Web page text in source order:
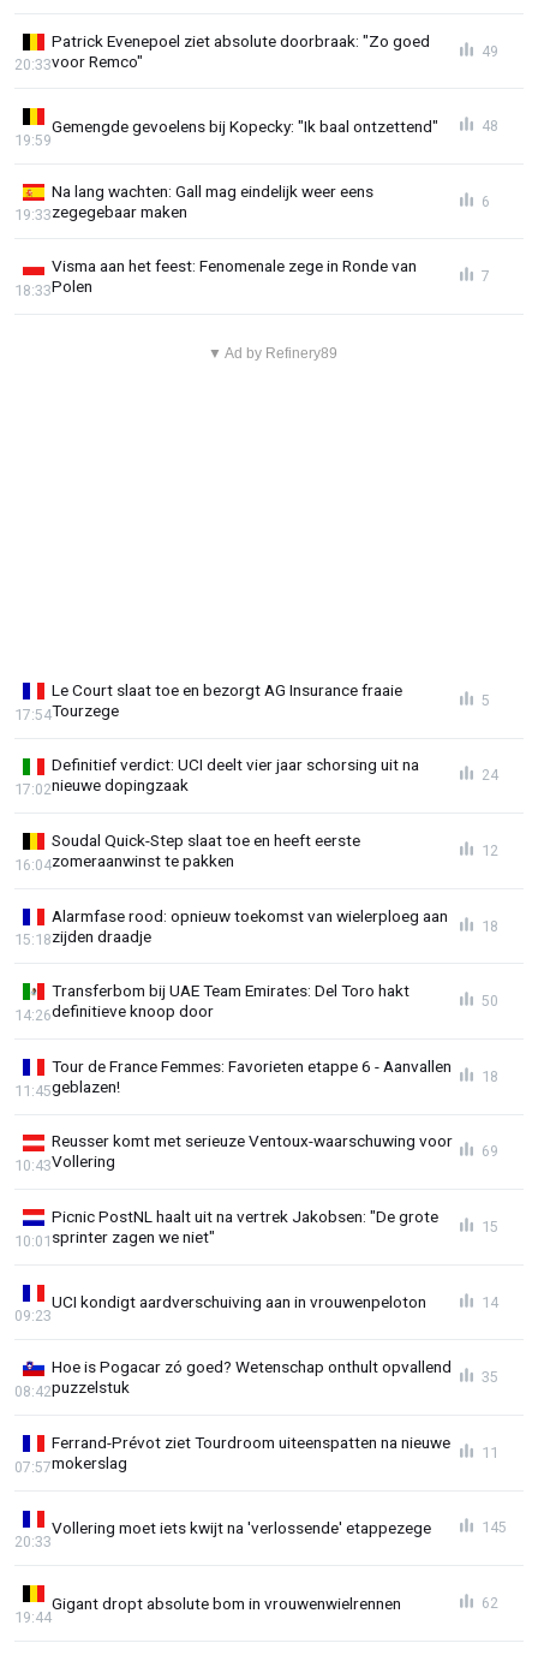
Patrick Evenepoel ziet absolute doorbraak: "Zo goed
voor Remco"
20:33
49
Gemengde gevoelens bij Kopecky: "Ik baal ontzettend"
19:59
48
Na lang wachten: Gall mag eindelijk weer eens
zegegebaar maken
19:33
6
Visma aan het feest: Fenomenale zege in Ronde van
Polen
18:33
7
▼ Ad by Refinery89
Le Court slaat toe en bezorgt AG Insurance fraaie
Tourzege
17:54
5
Definitief verdict: UCI deelt vier jaar schorsing uit na
nieuwe dopingzaak
17:02
24
Soudal Quick-Step slaat toe en heeft eerste
zomeraanwinst te pakken
16:04
12
Alarmfase rood: opnieuw toekomst van wielerploeg aan
zijden draadje
15:18
18
Transferbom bij UAE Team Emirates: Del Toro hakt
definitieve knoop door
14:26
50
Tour de France Femmes: Favorieten etappe 6 - Aanvallen
geblazen!
11:45
18
Reusser komt met serieuze Ventoux-waarschuwing voor
Vollering
10:43
69
Picnic PostNL haalt uit na vertrek Jakobsen: "De grote
sprinter zagen we niet"
10:01
15
UCI kondigt aardverschuiving aan in vrouwenpeloton
09:23
14
Hoe is Pogacar zó goed? Wetenschap onthult opvallend
puzzelstuk
08:42
35
Ferrand-Prévot ziet Tourdroom uiteenspatten na nieuwe
mokerslag
07:57
11
Vollering moet iets kwijt na 'verlossende' etappezege
20:33
145
Gigant dropt absolute bom in vrouwenwielrennen
19:44
62